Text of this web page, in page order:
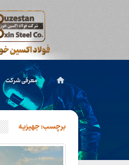
معرفی شرکت
برچسب:جهیزیه